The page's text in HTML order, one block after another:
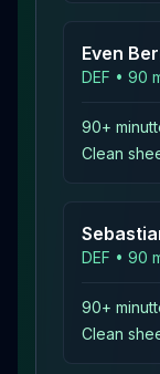
Even
DEF • 90
90+
Clean
DEF • 90
90+
Clean